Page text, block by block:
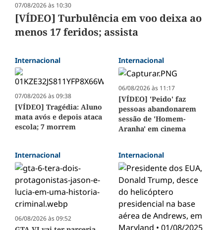
07/08/2026 às 10:30
[VÍDEO] Turbulência em voo deixa ao
menos 17 feridos; assista
Internacional
07/08/2026 às 09:38
[VÍDEO] Tragédia: Aluno
mata avós e depois ataca
escola; 7 morrem
Internacional
06/08/2026 às 11:17
[VÍDEO] 'Peido' faz
pessoas abandonarem
sessão de 'Homem-
Aranha' em cinema
Internacional
06/08/2026 às 09:52
Internacional